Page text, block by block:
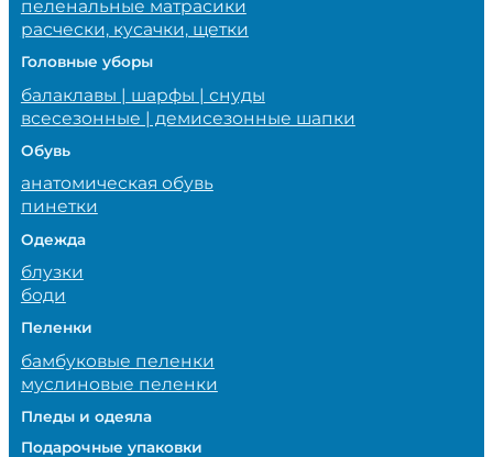
пеленальные матрасики
расчески, кусачки, щетки
Головные уборы
балаклавы | шарфы | снуды
всесезонные | демисезонные шапки
Обувь
анатомическая обувь
пинетки
Одежда
блузки
боди
Пеленки
бамбуковые пеленки
муслиновые пеленки
Пледы и одеяла
Подарочные упаковки